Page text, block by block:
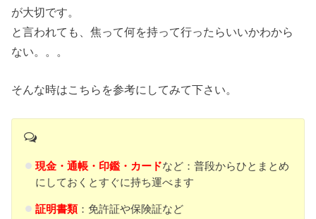
が大切です。
と言われても、焦って何を持って行ったらいいかわから
ない。。。
そんな時はこちらを参考にしてみて下さい。
現金・通帳・印鑑・カードなど：普段からひとまとめ
にしておくとすぐに持ち運べます
証明書類：免許証や保険証など